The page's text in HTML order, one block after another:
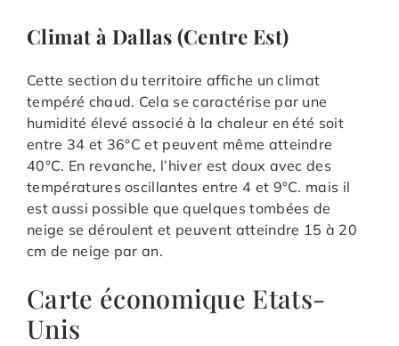
Climat à Dallas (Centre Est)
Cette section du territoire affiche un climat
tempéré chaud. Cela se caractérise par une
humidité élevé associé à la chaleur en été soit
entre 34 et 36°C et peuvent même atteindre
40°C. En revanche, l’hiver est doux avec des
températures oscillantes entre 4 et 9°C. mais il
est aussi possible que quelques tombées de
neige se déroulent et peuvent atteindre 15 à 20
cm de neige par an.
Carte économique Etats-
Unis